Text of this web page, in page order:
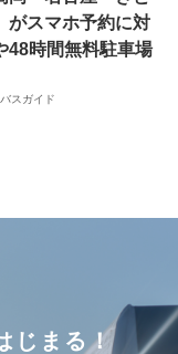
がスマホ予約に対
48時間無料駐車場
スガイド
じまる！